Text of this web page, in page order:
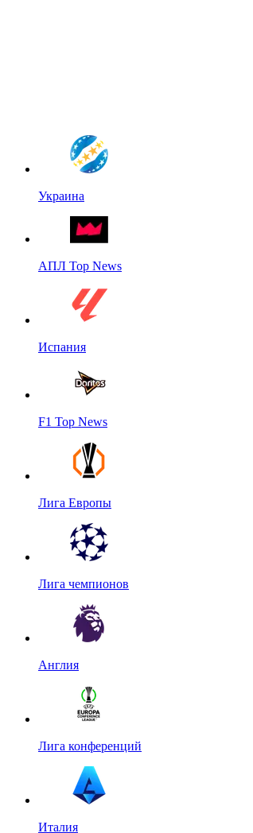
Украина
АПЛ Top News
Испания
F1 Top News
Лига Европы
Лига чемпионов
Англия
Лига конференций
Италия